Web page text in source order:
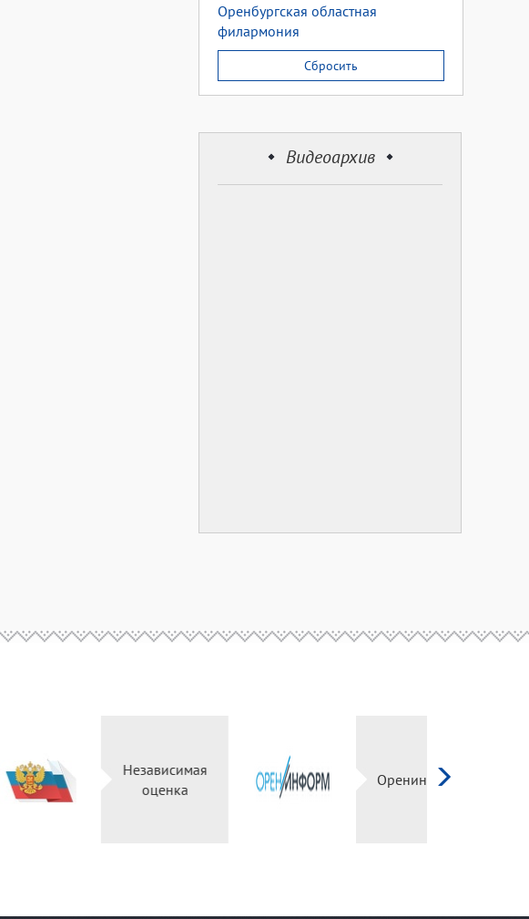
Оренбургская областная
филармония
Сбросить
Видеоархив
Оренбург
официальный
Независимая
оценка